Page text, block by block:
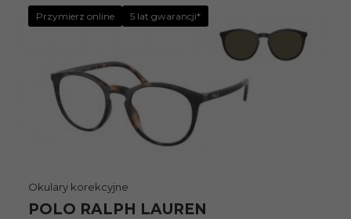
Przymierz online 5 lat gwarancji*
Okulary korekcyjne
POLO RALPH LAUREN